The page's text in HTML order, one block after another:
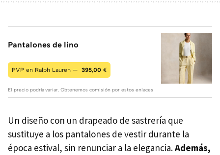
Pantalones de lino
PVP en Ralph Lauren — 395,00 €
El precio podría variar. Obtenemos comisión por estos enlaces
Un diseño con un drapeado de sastrería que
sustituye a los pantalones de vestir durante la
época estival, sin renunciar a la elegancia.Además,